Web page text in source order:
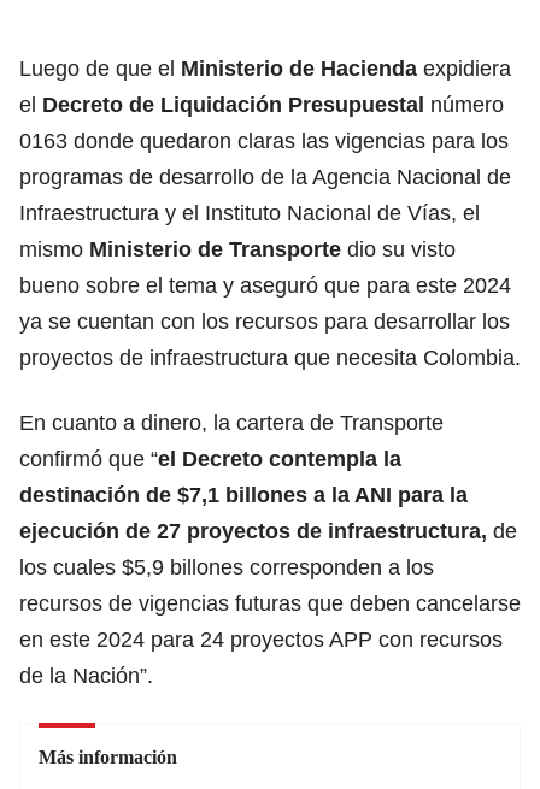
Luego de que el Ministerio de Hacienda expidiera
el Decreto de Liquidación Presupuestal número
0163 donde quedaron claras las vigencias para los
programas de desarrollo de la Agencia Nacional de
Infraestructura y el Instituto Nacional de Vías, el
mismo Ministerio de Transporte dio su visto
bueno sobre el tema y aseguró que para este 2024
ya se cuentan con los recursos para desarrollar los
proyectos de infraestructura que necesita Colombia.
En cuanto a dinero, la cartera de Transporte
confirmó que “el Decreto contempla la
destinación de $7,1 billones a la ANI para la
ejecución de 27 proyectos de infraestructura, de
los cuales $5,9 billones corresponden a los
recursos de vigencias futuras que deben cancelarse
en este 2024 para 24 proyectos APP con recursos
de la Nación”.
Más información